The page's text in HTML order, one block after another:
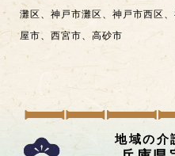
灘区 、 神戸市灘区、 神戸市西区 、
屋市、 西宮市、高砂市
地域の介